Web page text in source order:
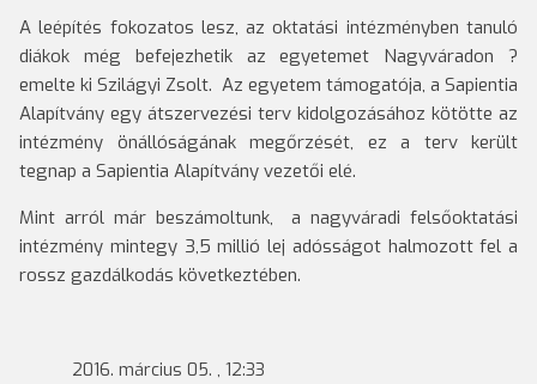
A leépítés fokozatos lesz, az oktatási intézményben tanuló
diákok még befejezhetik az egyetemet Nagyváradon ?
emelte ki Szilágyi Zsolt. Az egyetem támogatója, a Sapientia
Alapítvány egy átszervezési terv kidolgozásához kötötte az
intézmény önállóságának megőrzését, ez a terv került
tegnap a Sapientia Alapítvány vezetői elé.
Mint arról már beszámoltunk, a nagyváradi felsőoktatási
intézmény mintegy 3,5 millió lej adósságot halmozott fel a
rossz gazdálkodás következtében.
2016. március 05. , 12:33